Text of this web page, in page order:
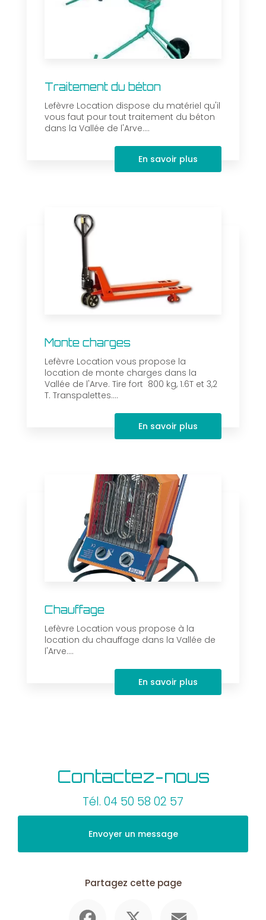
Traitement du béton
Lefèvre Location dispose du matériel qu'il
vous faut pour tout traitement du béton
dans la Vallée de l'Arve....
En savoir plus
Monte charges
Lefèvre Location vous propose la
location de monte charges dans la
Vallée de l'Arve. Tire fort 800 kg, 1.6T et 3,2
T. Transpalettes....
En savoir plus
Chauffage
Lefèvre Location vous propose à la
location du chauffage dans la Vallée de
l'Arve....
En savoir plus
Contactez-nous
Tél. 04 50 58 02 57
Envoyer un message
Partagez cette page